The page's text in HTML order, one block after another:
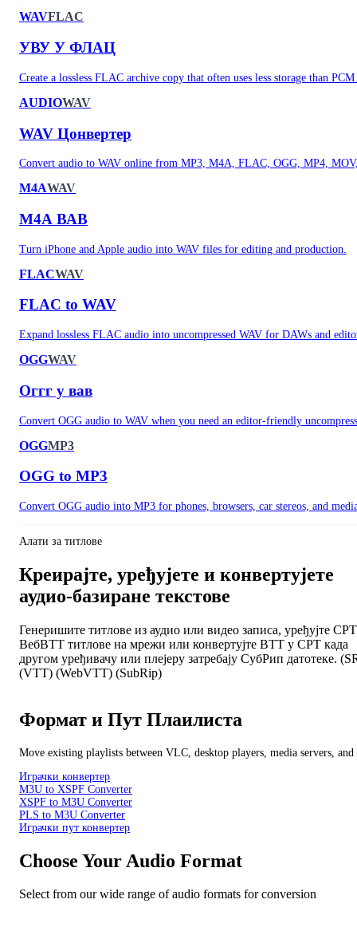
WAVFLAC
УВУ У ФЛАЦ
Create a lossless FLAC archive copy that often uses less storage than PCM
AUDIOWAV
WAV Цонвертер
Convert audio to WAV online from MP3, M4A, FLAC, OGG, MP4,
M4AWAV
М4А ВАВ
Turn iPhone and Apple audio into WAV files for editing and production.
FLACWAV
FLAC to WAV
Expand lossless FLAC audio into uncompressed WAV for DAWs and
OGGWAV
Оггг у вав
Convert OGG audio to WAV when you need an editor-friendly
OGGMP3
OGG to MP3
Convert OGG audio into MP3 for phones, browsers, car stereos, and
Алати за титлове
Креирајте, уређујете и конвертујете
аудио-базиране текстове
Генеришите титлове из аудио или видео записа, уређујте
ВебВТТ титлове на мрежи или конвертујте ВТТ у СРТ када
другом уређивачу или плејеру затребају СубРип датотеке.
(VTT) (WebVTT) (SubRip)
Формат и Пут Плаилиста
Move existing playlists between VLC, desktop players, media servers,
Играчки конвертер
M3U to XSPF Converter
XSPF to M3U Converter
PLS to M3U Converter
Играчки пут конвертер
Choose Your Audio Format
Select from our wide range of audio formats for conversion